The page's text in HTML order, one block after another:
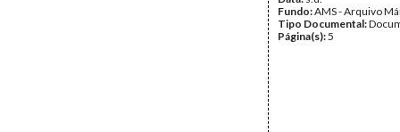
Fundo:AMS - Arquivo
Tipo Documental:
Página(s):5